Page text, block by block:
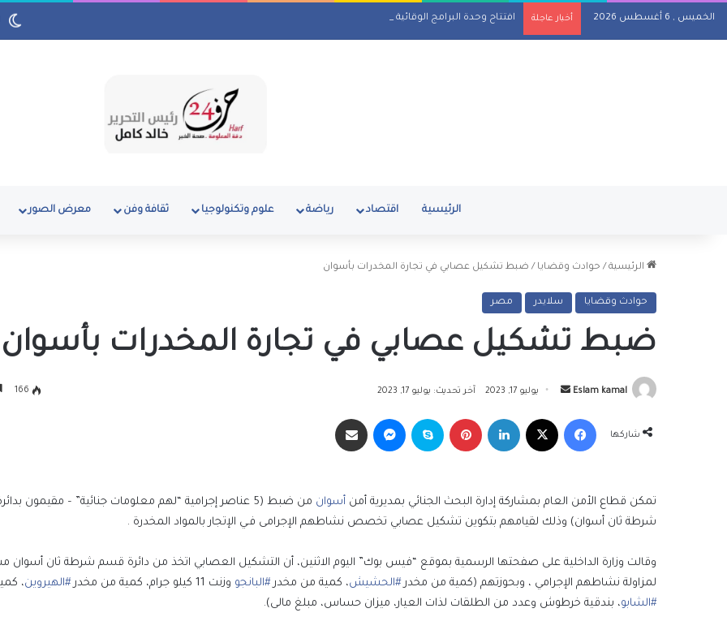
الخميس , 6 أغسطس 2026 أخبار عاجلة افتتاح وحدة البرامج الوقائية للصندوق بمنطقة رأس البر
الرئيسية اقتصاد رياضة علوم وتكنولوجيا ثقافة وفن معرض الصور
الرئيسية / حوادث وقضايا / ضبط تشكيل عصابي في تجارة المخدرات بأسوان
حوادث وقضايا سلايدر مصر
ضبط تشكيل عصابي في تجارة المخدرات بأسوان
Eslam kamal
أرسل
إلكترونيا
يوليو 17, 2023 آخر تحديث: يوليو 17, 2023 166
شاركها
فيسبوك لينكدإن بينتيريست سكايب ماسنجر
تمكن قطاع الأمن العام بمشاركة إدارة البحث الجنائي بمديرية أمن أسوان
من ضبط (5 عناصر إجرامية “لهم معلومات جنائية” – مقيمون
شرطة ثان أسوان) وذلك لقيامهم بتكوين تشكيل عصابي تخصص نشاطهم الإجرامى فـي الإتجار بالمواد المخدرة .
وقالت وزارة الداخلية على صفحتها الرسمية بموقع “فيس بوك” اليوم الاثنين، أن التشكيل العصابي اتخذ من دائرة قسم شرطة ثان أسوان
لمزاولة نشاطهم الإجرامي ، وبحوزتهم (كمية من مخدر#الحشيش، كمية من مخدر#البانجو وزنت 11 كيلو جرام، كمية من مخدر #الهيروين،
#الشابو، بندقية خرطوش وعدد من الطلقات لذات العيار، ميزان حساس، مبلغ مالى).